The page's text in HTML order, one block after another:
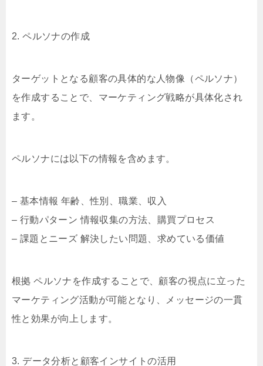
2. ペルソナの作成
ターゲットとなる顧客の具体的な人物像（ペルソナ）
を作成することで、マーケティング戦略が具体化され
ます。
ペルソナには以下の情報を含めます。
– 基本情報 年齢、性別、職業、収入
– 行動パターン 情報収集の方法、購買プロセス
– 課題とニーズ 解決したい問題、求めている価値
根拠 ペルソナを作成することで、顧客の視点に立った
マーケティング活動が可能となり、メッセージの一貫
性と効果が向上します。
3. データ分析と顧客インサイトの活用